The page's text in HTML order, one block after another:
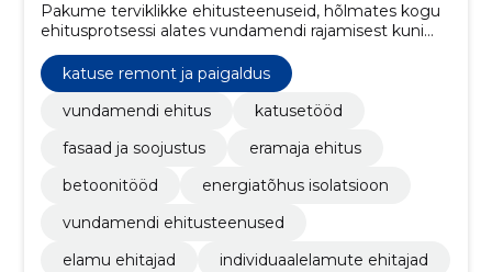
Pakume terviklikke ehitusteenuseid, hõlmates kogu
ehitusprotsessi alates vundamendi rajamisest kuni
viimaste katuseviimistlustöödeni.
katuse remont ja paigaldus
vundamendi ehitus
katusetööd
fasaad ja soojustus
eramaja ehitus
betoonitööd
energiatõhus isolatsioon
vundamendi ehitusteenused
elamu ehitajad
individuaalelamute ehitajad